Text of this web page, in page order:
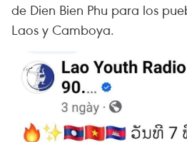
de Dien Bien Phu para los
Laos y Camboya.